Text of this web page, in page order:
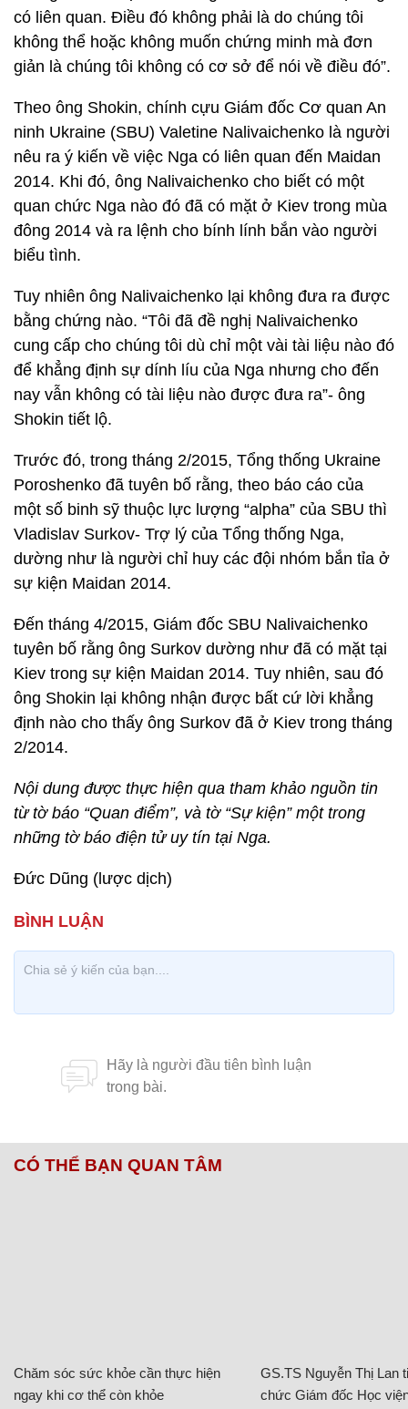
có liên quan. Điều đó không phải là do chúng tôi
không thể hoặc không muốn chứng minh mà đơn
giản là chúng tôi không có cơ sở để nói về điều đó”.
Theo ông Shokin, chính cựu Giám đốc Cơ quan An
ninh Ukraine (SBU) Valetine Nalivaichenko là người
nêu ra ý kiến về việc Nga có liên quan đến Maidan
2014. Khi đó, ông Nalivaichenko cho biết có một
quan chức Nga nào đó đã có mặt ở Kiev trong mùa
đông 2014 và ra lệnh cho bính lính bắn vào người
biểu tình.
Tuy nhiên ông Nalivaichenko lại không đưa ra được
bằng chứng nào. “Tôi đã đề nghị Nalivaichenko
cung cấp cho chúng tôi dù chỉ một vài tài liệu nào đó
để khẳng định sự dính líu của Nga nhưng cho đến
nay vẫn không có tài liệu nào được đưa ra”- ông
Shokin tiết lộ.
Trước đó, trong tháng 2/2015, Tổng thống Ukraine
Poroshenko đã tuyên bố rằng, theo báo cáo của
một số binh sỹ thuộc lực lượng “alpha” của SBU thì
Vladislav Surkov- Trợ lý của Tổng thống Nga,
dường như là người chỉ huy các đội nhóm bắn tỉa ở
sự kiện Maidan 2014.
Đến tháng 4/2015, Giám đốc SBU Nalivaichenko
tuyên bố rằng ông Surkov dường như đã có mặt tại
Kiev trong sự kiện Maidan 2014. Tuy nhiên, sau đó
ông Shokin lại không nhận được bất cứ lời khẳng
định nào cho thấy ông Surkov đã ở Kiev trong tháng
2/2014.
Nội dung được thực hiện qua tham khảo nguồn tin
từ tờ báo “Quan điểm”, và tờ “Sự kiện” một trong
những tờ báo điện tử uy tín tại Nga.
Đức Dũng (lược dịch)
CÓ THỂ BẠN QUAN TÂM
Chăm sóc sức khỏe cần thực hiện
ngay khi cơ thể còn khỏe
GS.TS Nguyễn Thị Lan
chức Giám đốc Học